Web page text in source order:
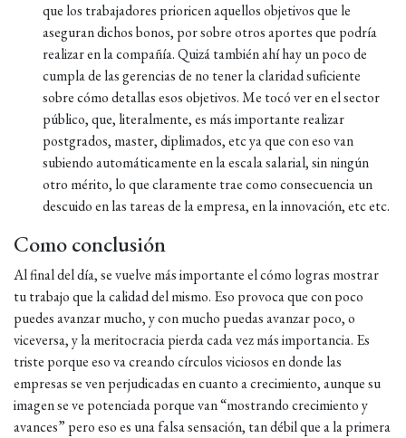
que los trabajadores prioricen aquellos objetivos que le
aseguran dichos bonos, por sobre otros aportes que podría
realizar en la compañía. Quizá también ahí hay un poco de
cumpla de las gerencias de no tener la claridad suficiente
sobre cómo detallas esos objetivos. Me tocó ver en el sector
público, que, literalmente, es más importante realizar
postgrados, master, diplimados, etc ya que con eso van
subiendo automáticamente en la escala salarial, sin ningún
otro mérito, lo que claramente trae como consecuencia un
descuido en las tareas de la empresa, en la innovación, etc etc.
Como conclusión
Al final del día, se vuelve más importante el cómo logras mostrar
tu trabajo que la calidad del mismo. Eso provoca que con poco
puedes avanzar mucho, y con mucho puedas avanzar poco, o
viceversa, y la meritocracia pierda cada vez más importancia. Es
triste porque eso va creando círculos viciosos en donde las
empresas se ven perjudicadas en cuanto a crecimiento, aunque su
imagen se ve potenciada porque van “mostrando crecimiento y
avances” pero eso es una falsa sensación, tan débil que a la primera